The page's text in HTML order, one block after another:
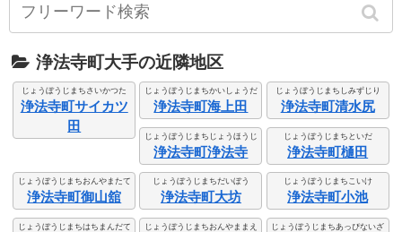
浄法寺町大手の近隣地区
じょうぼうじまちさいかつた
浄法寺町サイカツ
田
じょうぼうじまちかいしょうだ
浄法寺町海上田
じょうぼうじまちしみずじり
浄法寺町清水尻
じょうぼうじまちじょうほうじ
浄法寺町浄法寺
じょうぼうじまちといだ
浄法寺町樋田
じょうぼうじまちおんやまたて
浄法寺町御山舘
じょうぼうじまちだいぼう
浄法寺町大坊
じょうぼうじまちこいけ
浄法寺町小池
じょうぼうじまちはちまんだて
じょうぼうじまちおんやままえ
じょうぼうじまちあっぴないざ